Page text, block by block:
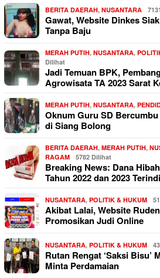
BERITA DAERAH, NUSANTARA
Gawat, Website Dinkes
Tanpa Baju
MERAH PUTIH, NUSANTARA,
Dilihat
Jadi Temuan BPK,
Agrowisata TA 2023 Sarat
MERAH PUTIH, NUSANTARA,
Oknum Guru SD
di Siang Bolong
BERITA DAERAH, MERAH PUTIH,
RAGAM
5782 Dilihat
Breaking News: Dana
Tahun 2022 dan 2023
NUSANTARA, POLITIK & HUKUM
Akibat Lalai, Website
Promosikan Judi Online
NUSANTARA, POLITIK & HUKUM
Rutan Rengat ‘Saksi Bisu’
Minta Perdamaian